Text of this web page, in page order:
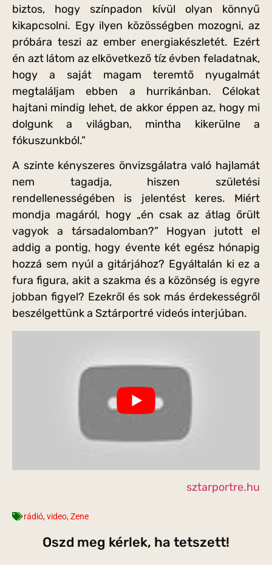
biztos, hogy színpadon kívül olyan könnyű
kikapcsolni. Egy ilyen közösségben mozogni, az
próbára teszi az ember energiakészletét. Ezért
én azt látom az elkövetkező tíz évben feladatnak,
hogy a saját magam teremtő nyugalmát
megtaláljam ebben a hurrikánban. Célokat
hajtani mindig lehet, de akkor éppen az, hogy mi
dolgunk a világban, mintha kikerülne a
fókuszunkból.”
A szinte kényszeres önvizsgálatra való hajlamát
nem tagadja, hiszen születési
rendellenességében is jelentést keres. Miért
mondja magáról, hogy „én csak az átlag őrült
vagyok a társadalomban?” Hogyan jutott el
addig a pontig, hogy évente két egész hónapig
hozzá sem nyúl a gitárjához? Egyáltalán ki ez a
fura figura, akit a szakma és a közönség is egyre
jobban figyel? Ezekről és sok más érdekességről
beszélgettünk a Sztárportré videós interjúban.
sztarportre.hu
rádió,video,Zene
Oszd meg kérlek, ha tetszett!